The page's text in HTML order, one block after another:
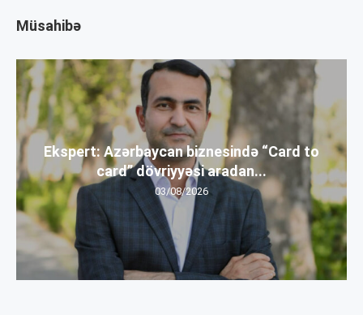
Müsahibə
Ekspert: Azərbaycan biznesində “Card to
card” dövriyyəsi aradan...
03/08/2026